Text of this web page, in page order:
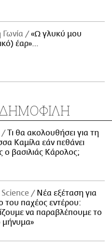
Γωνία
«Ω γλυκύ μου
έαρ»…
ΔΗΜΟΦΙΛΗ
Τι θα ακολουθήσει για τη
Καμίλα εάν πεθάνει
ο βασιλιάς Κάρολος;
Νέα εξέταση για
του παχέος εντέρου:
να παραβλέπουμε το
μήνυμα»